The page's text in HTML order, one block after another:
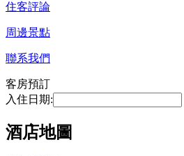
住客評論
周邊景點
聯系我們
客房預訂
入住日期:
酒店地圖